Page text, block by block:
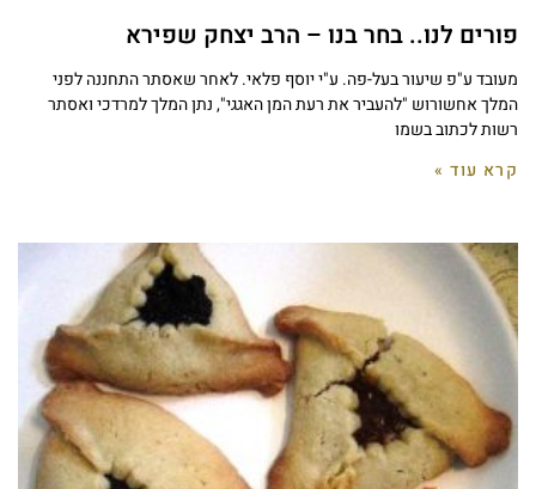
פורים לנו.. בחר בנו – הרב יצחק שפירא
מעובד ע"פ שיעור בעל-פה. ע"י יוסף פלאי. לאחר שאסתר התחננה לפני
המלך אחשורוש "להעביר את רעת המן האגגי", נתן המלך למרדכי ואסתר
רשות לכתוב בשמו
קרא עוד »